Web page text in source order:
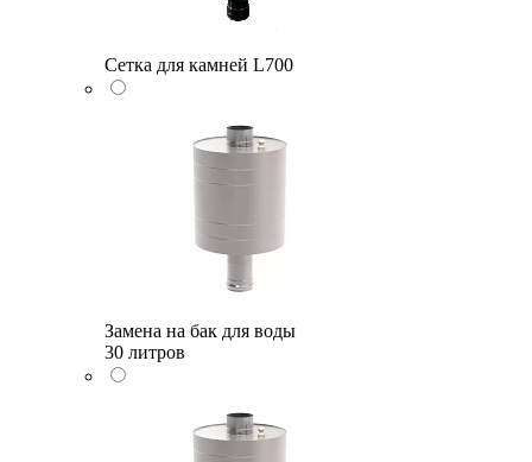
Сетка для камней L700
Замена на бак для воды
30 литров